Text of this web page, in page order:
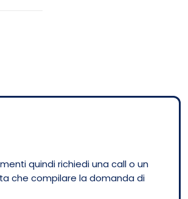
quindi richiedi una call o un
che compilare la domanda di